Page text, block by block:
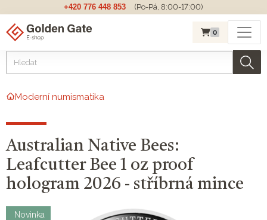
+420 776 448 853 (Po-Pá, 8:00-17:00)
0
Moderní numismatika
Australian Native Bees:
Leafcutter Bee 1 oz proof
hologram 2026 - stříbrná mince
Novinka